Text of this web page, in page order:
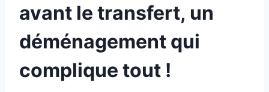
avant le transfert, un
déménagement qui
complique tout !